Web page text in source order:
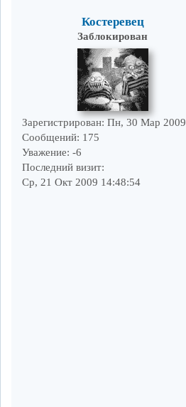
Костеревец
Заблокирован
Зарегистрирован: Пн, 30 Мар 2009
Сообщений: 175
Уважение: -6
Последний визит:
Ср, 21 Окт 2009 14:48:54